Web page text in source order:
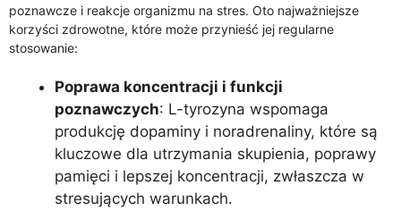
poznawcze i reakcje organizmu na stres. Oto najważniejsze
korzyści zdrowotne, które może przynieść jej regularne
stosowanie:
Poprawa koncentracji i funkcji
poznawczych: L-tyrozyna wspomaga
produkcję dopaminy i noradrenaliny, które są
kluczowe dla utrzymania skupienia, poprawy
pamięci i lepszej koncentracji, zwłaszcza w
stresujących warunkach.